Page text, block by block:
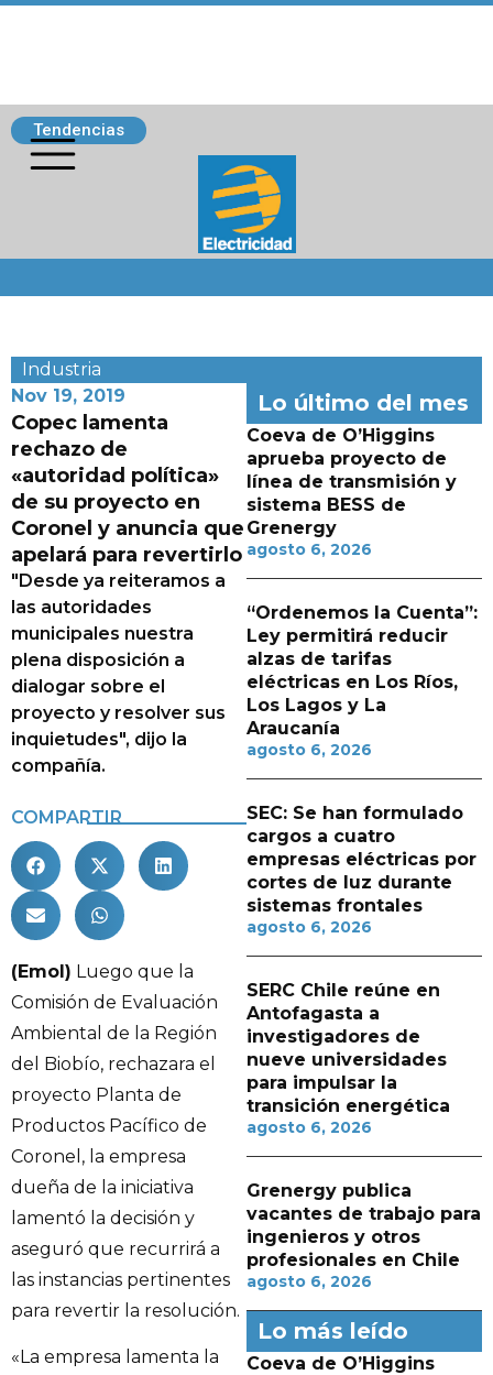
Tendencias
Industria
Nov 19, 2019
Copec lamenta
rechazo de
«autoridad política»
de su proyecto en
Coronel y anuncia que
apelará para revertirlo
"Desde ya reiteramos a
las autoridades
municipales nuestra
plena disposición a
dialogar sobre el
proyecto y resolver sus
inquietudes", dijo la
compañía.
COMPARTIR
(Emol) Luego que la
Comisión de Evaluación
Ambiental de la Región
del Biobío, rechazara el
proyecto Planta de
Productos Pacífico de
Coronel, la empresa
dueña de la iniciativa
lamentó la decisión y
aseguró que recurrirá a
las instancias pertinentes
para revertir la resolución.
«La empresa lamenta la
Lo último del mes
Coeva de O’Higgins
aprueba proyecto de
línea de transmisión y
sistema BESS de
Grenergy
agosto 6, 2026
“Ordenemos la Cuenta”:
Ley permitirá reducir
alzas de tarifas
eléctricas en Los Ríos,
Los Lagos y La
Araucanía
agosto 6, 2026
SEC: Se han formulado
cargos a cuatro
empresas eléctricas por
cortes de luz durante
sistemas frontales
agosto 6, 2026
SERC Chile reúne en
Antofagasta a
investigadores de
nueve universidades
para impulsar la
transición energética
agosto 6, 2026
Grenergy publica
vacantes de trabajo para
ingenieros y otros
profesionales en Chile
agosto 6, 2026
Lo más leído
Coeva de O’Higgins